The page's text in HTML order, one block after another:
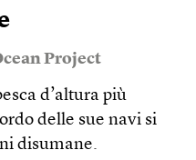
Project
d’altura più
delle sue navi si
disumane.